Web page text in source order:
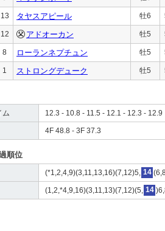
13 タヤスアピール 牡6
12 アドオーカン 牡5
8 ローランネプチュン 牡5
1 ストロングデューク 牡5
ム 12.3 - 10.8 - 11.5 - 12.1 - 12.3 - 12.9
4F 48.8 - 3F 37.3
順位
(*1,2,4,9)(3,11,13,16)(7,12)5, 14
(1,2,*4,9,16)(3,11,13)(7,12)(5, 14